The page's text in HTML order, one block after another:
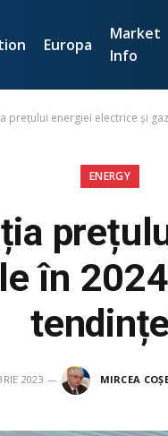
Europa
Market
Info
prețului energiei electrice și
ENERGY
în
2023 MIRCEA